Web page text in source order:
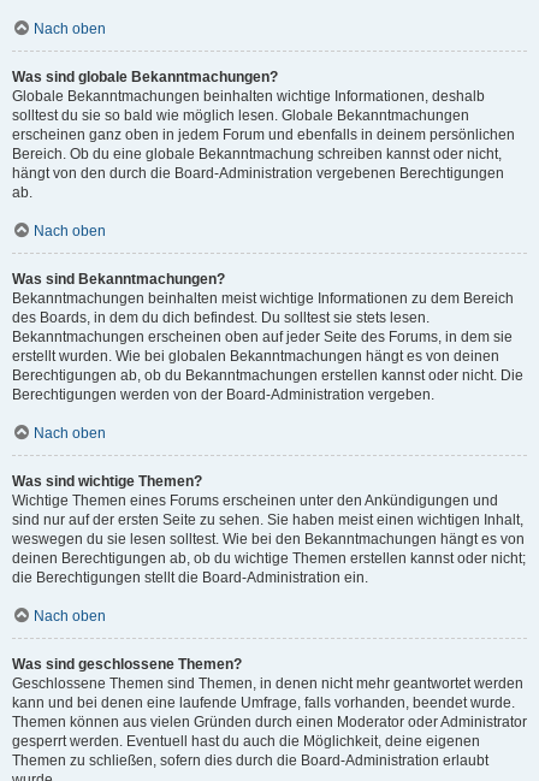
Nach oben
Was sind globale Bekanntmachungen?
Globale Bekanntmachungen beinhalten wichtige Informationen, deshalb
solltest du sie so bald wie möglich lesen. Globale Bekanntmachungen
erscheinen ganz oben in jedem Forum und ebenfalls in deinem persönlichen
Bereich. Ob du eine globale Bekanntmachung schreiben kannst oder nicht,
hängt von den durch die Board-Administration vergebenen Berechtigungen
ab.
Nach oben
Was sind Bekanntmachungen?
Bekanntmachungen beinhalten meist wichtige Informationen zu dem Bereich
des Boards, in dem du dich befindest. Du solltest sie stets lesen.
Bekanntmachungen erscheinen oben auf jeder Seite des Forums, in dem sie
erstellt wurden. Wie bei globalen Bekanntmachungen hängt es von deinen
Berechtigungen ab, ob du Bekanntmachungen erstellen kannst oder nicht. Die
Berechtigungen werden von der Board-Administration vergeben.
Nach oben
Was sind wichtige Themen?
Wichtige Themen eines Forums erscheinen unter den Ankündigungen und
sind nur auf der ersten Seite zu sehen. Sie haben meist einen wichtigen Inhalt,
weswegen du sie lesen solltest. Wie bei den Bekanntmachungen hängt es von
deinen Berechtigungen ab, ob du wichtige Themen erstellen kannst oder nicht;
die Berechtigungen stellt die Board-Administration ein.
Nach oben
Was sind geschlossene Themen?
Geschlossene Themen sind Themen, in denen nicht mehr geantwortet werden
kann und bei denen eine laufende Umfrage, falls vorhanden, beendet wurde.
Themen können aus vielen Gründen durch einen Moderator oder Administrator
gesperrt werden. Eventuell hast du auch die Möglichkeit, deine eigenen
Themen zu schließen, sofern dies durch die Board-Administration erlaubt